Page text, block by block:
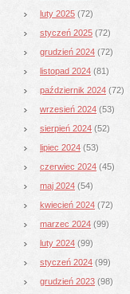
luty 2025 (72)
styczeń 2025 (72)
grudzień 2024 (72)
listopad 2024 (81)
październik 2024 (72)
wrzesień 2024 (53)
sierpień 2024 (52)
lipiec 2024 (53)
czerwiec 2024 (45)
maj 2024 (54)
kwiecień 2024 (72)
marzec 2024 (99)
luty 2024 (99)
styczeń 2024 (99)
grudzień 2023 (98)